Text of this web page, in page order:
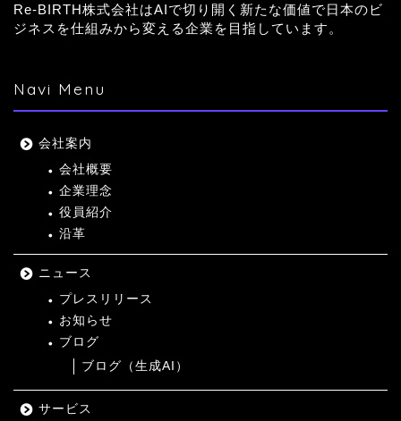
Re-BIRTH株式会社はAIで切り開く新たな価値で日本のビ
ジネスを仕組みから変える企業を目指しています。
Navi Menu
会社案内
会社概要
企業理念
役員紹介
沿革
ニュース
プレスリリース
お知らせ
ブログ
ブログ（生成AI）
サービス